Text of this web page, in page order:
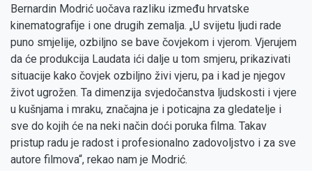
Bernardin Modrić uočava razliku između hrvatske
kinematografije i one drugih zemalja. „U svijetu ljudi rade
puno smjelije, ozbiljno se bave čovjekom i vjerom. Vjerujem
da će produkcija Laudata ići dalje u tom smjeru, prikazivati
situacije kako čovjek ozbiljno živi vjeru, pa i kad je njegov
život ugrožen. Ta dimenzija svjedočanstva ljudskosti i vjere
u kušnjama i mraku, značajna je i poticajna za gledatelje i
sve do kojih će na neki način doći poruka filma. Takav
pristup radu je radost i profesionalno zadovoljstvo i za sve
autore filmova“, rekao nam je Modrić.